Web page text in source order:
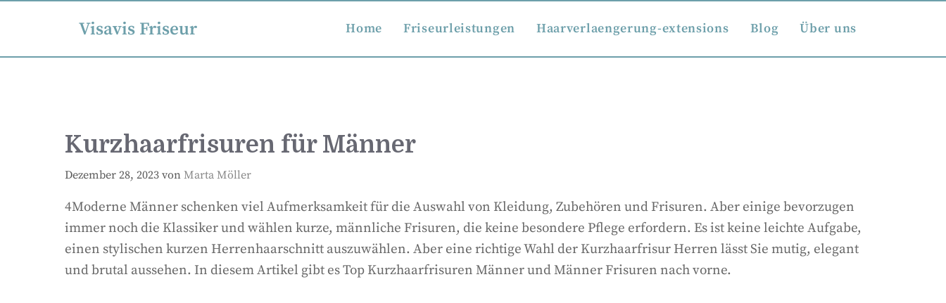
Visavis Friseur Home Friseurleistungen Haarverlaengerung-extensions Blog Über uns
Kurzhaarfrisuren für Männer
Dezember 28, 2023 von Marta Möller
4Moderne Männer schenken viel Aufmerksamkeit für die Auswahl von Kleidung, Zubehören und Frisuren. Aber einige bevorzugen
immer noch die Klassiker und wählen kurze, männliche Frisuren, die keine besondere Pflege erfordern. Es ist keine leichte Aufgabe,
einen stylischen kurzen Herrenhaarschnitt auszuwählen. Aber eine richtige Wahl der Kurzhaarfrisur Herren lässt Sie mutig, elegant
und brutal aussehen. In diesem Artikel gibt es Top Kurzhaarfrisuren Männer und Männer Frisuren nach vorne.